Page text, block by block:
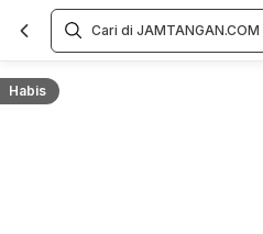
Habis
Overview